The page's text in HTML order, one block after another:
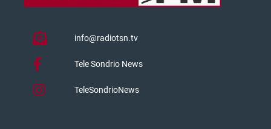
info@radiotsn.tv
Tele Sondrio News
TeleSondrioNews